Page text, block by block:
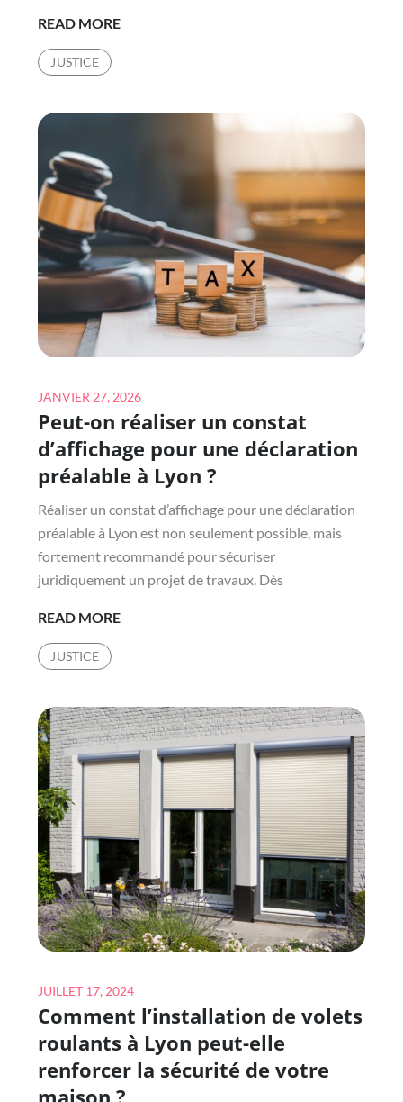
READ MOREQUE
PANNEAU
DÉTÉRIORÉ
À
LYON
?
JUSTICE
Posted
on
JANVIER 27, 2026
Peut-on réaliser un constat
d’affichage pour une déclaration
préalable à Lyon ?
Réaliser un constat d’affichage pour une déclaration
préalable à Lyon est non seulement possible, mais
fortement recommandé pour sécuriser
juridiquement un projet de travaux. Dès
READ MOREPEUT-
CONSTAT
D’AFFICHAGE
POUR
UNE
DÉCLARATION
PRÉALABLE
LYON
?
JUSTICE
Posted
on
JUILLET 17, 2024
Comment l’installation de volets
roulants à Lyon peut-elle
renforcer la sécurité de votre